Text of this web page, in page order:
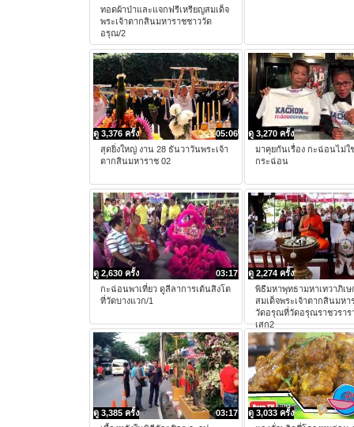
ทอดผ้าป่าและแจกฟรีเหรียญสมเด็จ
พระเจ้าตากสินมหาราชชาววัด
อรุณ/2
05:06
ดู 3,376 ครั้ง
สุดยิ่งใหญ่ งาน 28 ธันวาวันพระเจ้า
ตากสินมหาราช 02
ดู 3,270 ครั้ง
มาคุยกันเรื่อง กะฉ่อนไม่ใ
กระฉ่อน
03:17
ดู 2,630 ครั้ง
กะฉ่อนพาเที่ยว ดูลีลาการเต้นสิงโต
ที่วัดบางแวก/1
ดู 2,274 ครั้ง
พิธีมหาพุทธามหาเทวาภิเษ
สมเด็จพระเจ้าตากสินมหา
วัดอรุณที่วัดอรุณราชวราร
เสก2
03:17
ดู 3,385 ครั้ง
ดู 3,033 ครั้ง